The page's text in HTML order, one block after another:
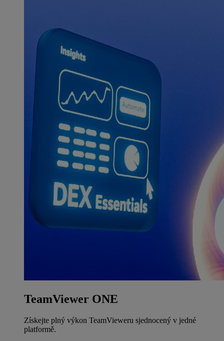
TeamViewer ONE
Získejte plný výkon TeamVieweru sjednocený v jedné
platformě.